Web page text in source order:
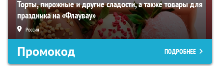
Торты, пирожные и другие сладости, а также товары для
праздника на «Флаувау»
Россия
Промокод ПОДРОБНЕЕ